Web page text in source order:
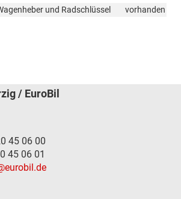
und Radschlüssel vorhanden
/ EuroBil
45 06 00
45 06 01